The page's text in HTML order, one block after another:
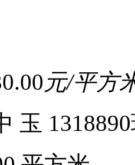
元/平方
玉